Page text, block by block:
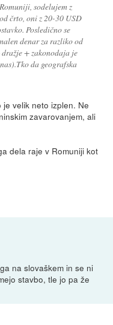
sodelujem z
črto, oni z 20-30 USD
Posledično se
denar za razliko od
+ zakonodaja je
da geografska
velik neto izplen. Ne
zavarovanjem, ali
dela raje v Romuniji kot
na slovaškem in se ni
stavbo, tle jo pa že